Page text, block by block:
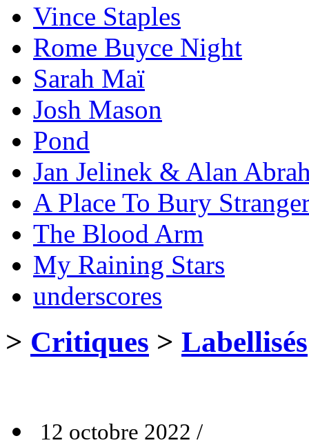
Vince Staples
Rome Buyce Night
Sarah Maï
Josh Mason
Pond
Jan Jelinek & Alan
A Place To Bury
The Blood Arm
My Raining Stars
underscores
> Critiques > Labellisés
12 octobre 2022 /